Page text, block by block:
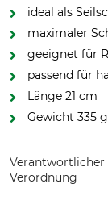
ideal als
maximaler
geeignet für
passend für
Länge 21 cm
Gewicht 335 g
Verordnung